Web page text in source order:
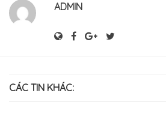
ADMIN
CÁC TIN KHÁC: